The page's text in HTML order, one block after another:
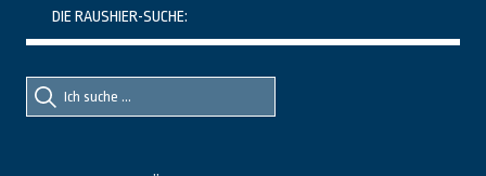
DIE RAUSHIER-SUCHE:
Suche
nach::
Suche
nach: